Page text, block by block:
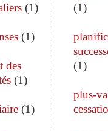
(1)
(1)
des
(1)
(1)
(1)
(1)
plus-